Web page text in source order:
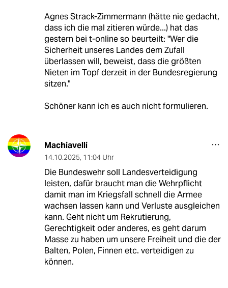
Agnes Strack-Zimmermann (hätte nie gedacht,
dass ich die mal zitieren würde...) hat das
gestern bei t-online so beurteilt: "Wer die
Sicherheit unseres Landes dem Zufall
überlassen will, beweist, dass die größten
Nieten im Topf derzeit in der Bundesregierung
sitzen."
Schöner kann ich es auch nicht formulieren.
Machiavelli
14.10.2025, 11:04 Uhr
Die Bundeswehr soll Landesverteidigung
leisten, dafür braucht man die Wehrpflicht
damit man im Kriegsfall schnell die Armee
wachsen lassen kann und Verluste ausgleichen
kann. Geht nicht um Rekrutierung,
Gerechtigkeit oder anderes, es geht darum
Masse zu haben um unsere Freiheit und die der
Balten, Polen, Finnen etc. verteidigen zu
können.